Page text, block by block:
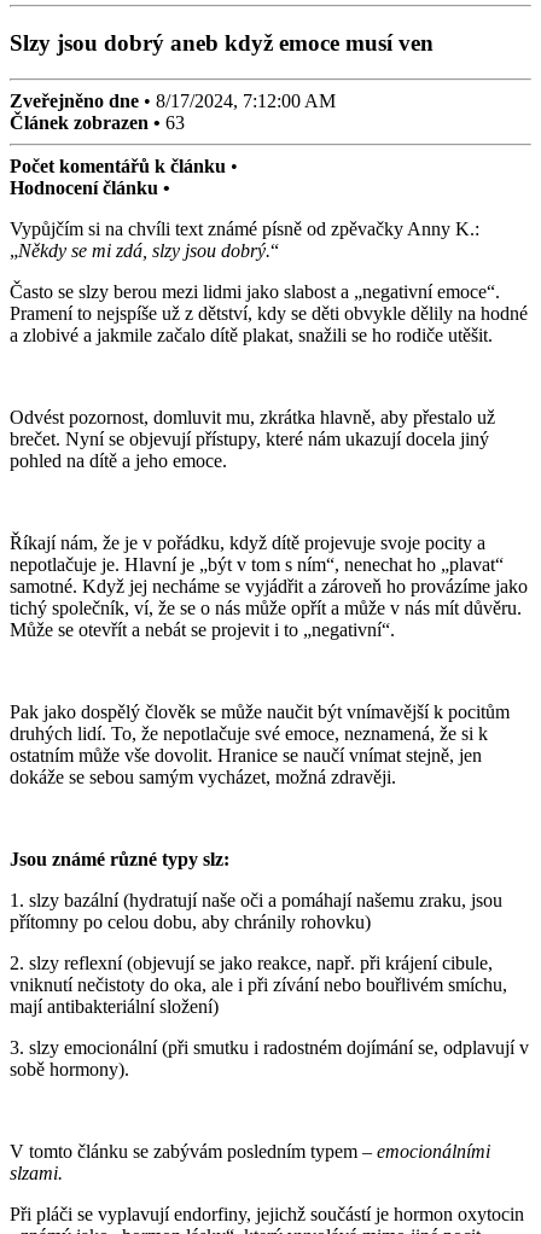
Slzy jsou dobrý aneb když emoce musí ven
Zveřejněno dne • 8/17/2024, 7:12:00 AM
Článek zobrazen • 63
Počet komentářů k článku •
Hodnocení článku •
Vypůjčím si na chvíli text známé písně od zpěvačky Anny K.:
„Někdy se mi zdá, slzy jsou dobrý.“
Často se slzy berou mezi lidmi jako slabost a „negativní emoce“.
Pramení to nejspíše už z dětství, kdy se děti obvykle dělily na hodné
a zlobivé a jakmile začalo dítě plakat, snažili se ho rodiče utěšit.
Odvést pozornost, domluvit mu, zkrátka hlavně, aby přestalo už
brečet. Nyní se objevují přístupy, které nám ukazují docela jiný
pohled na dítě a jeho emoce.
Říkají nám, že je v pořádku, když dítě projevuje svoje pocity a
nepotlačuje je. Hlavní je „být v tom s ním“, nenechat ho „plavat“
samotné. Když jej necháme se vyjádřit a zároveň ho provázíme jako
tichý společník, ví, že se o nás může opřít a může v nás mít důvěru.
Může se otevřít a nebát se projevit i to „negativní“.
Pak jako dospělý člověk se může naučit být vnímavější k pocitům
druhých lidí. To, že nepotlačuje své emoce, neznamená, že si k
ostatním může vše dovolit. Hranice se naučí vnímat stejně, jen
dokáže se sebou samým vycházet, možná zdravěji.
Jsou známé různé typy slz:
1. slzy bazální (hydratují naše oči a pomáhají našemu zraku, jsou
přítomny po celou dobu, aby chránily rohovku)
2. slzy reflexní (objevují se jako reakce, např. při krájení cibule,
vniknutí nečistoty do oka, ale i při zívání nebo bouřlivém smíchu,
mají antibakteriální složení)
3. slzy emocionální (při smutku i radostném dojímání se, odplavují v
sobě hormony).
V tomto článku se zabývám posledním typem – emocionálními
slzami.
Při pláči se vyplavují endorfiny, jejichž součástí je hormon oxytocin